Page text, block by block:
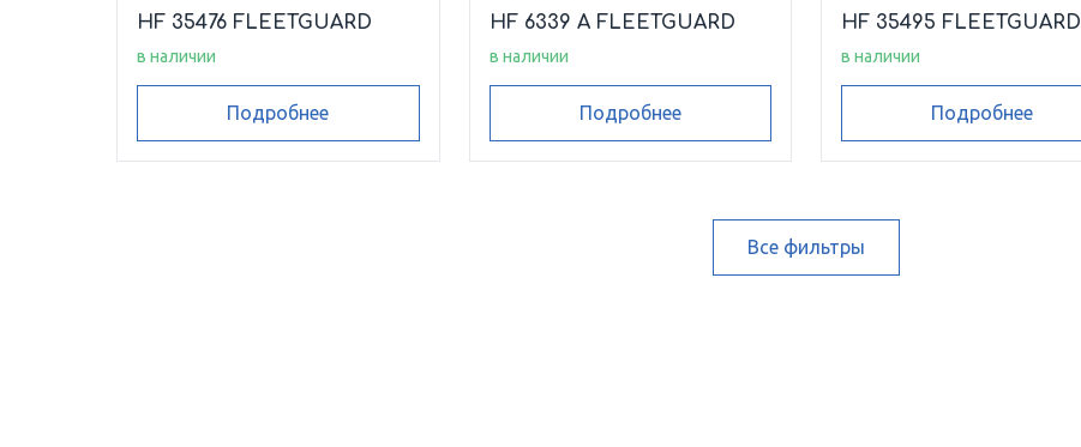
HF 35476 FLEETGUARD
в наличии
Подробнее
HF 6339 A FLEETGUARD
в наличии
Подробнее
HF 35495 FLEETGUARD
в наличии
Подробнее
Все фильтры